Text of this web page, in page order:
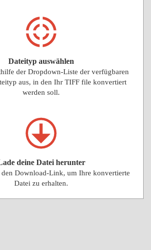
Dateityp auswählen
der Dropdown-Liste der verfügbaren
aus, in den Ihr TIFF file konvertiert
werden soll.
deine Datei herunter
Download-Link, um Ihre konvertierte
Datei zu erhalten.